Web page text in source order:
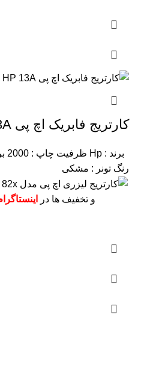
کارتریج فابریک اچ پی HP 13A
برند : Hp ظرفیت چاپ : 2000 برگ
رنگ تونر : مشکی
و تخفیف ها در